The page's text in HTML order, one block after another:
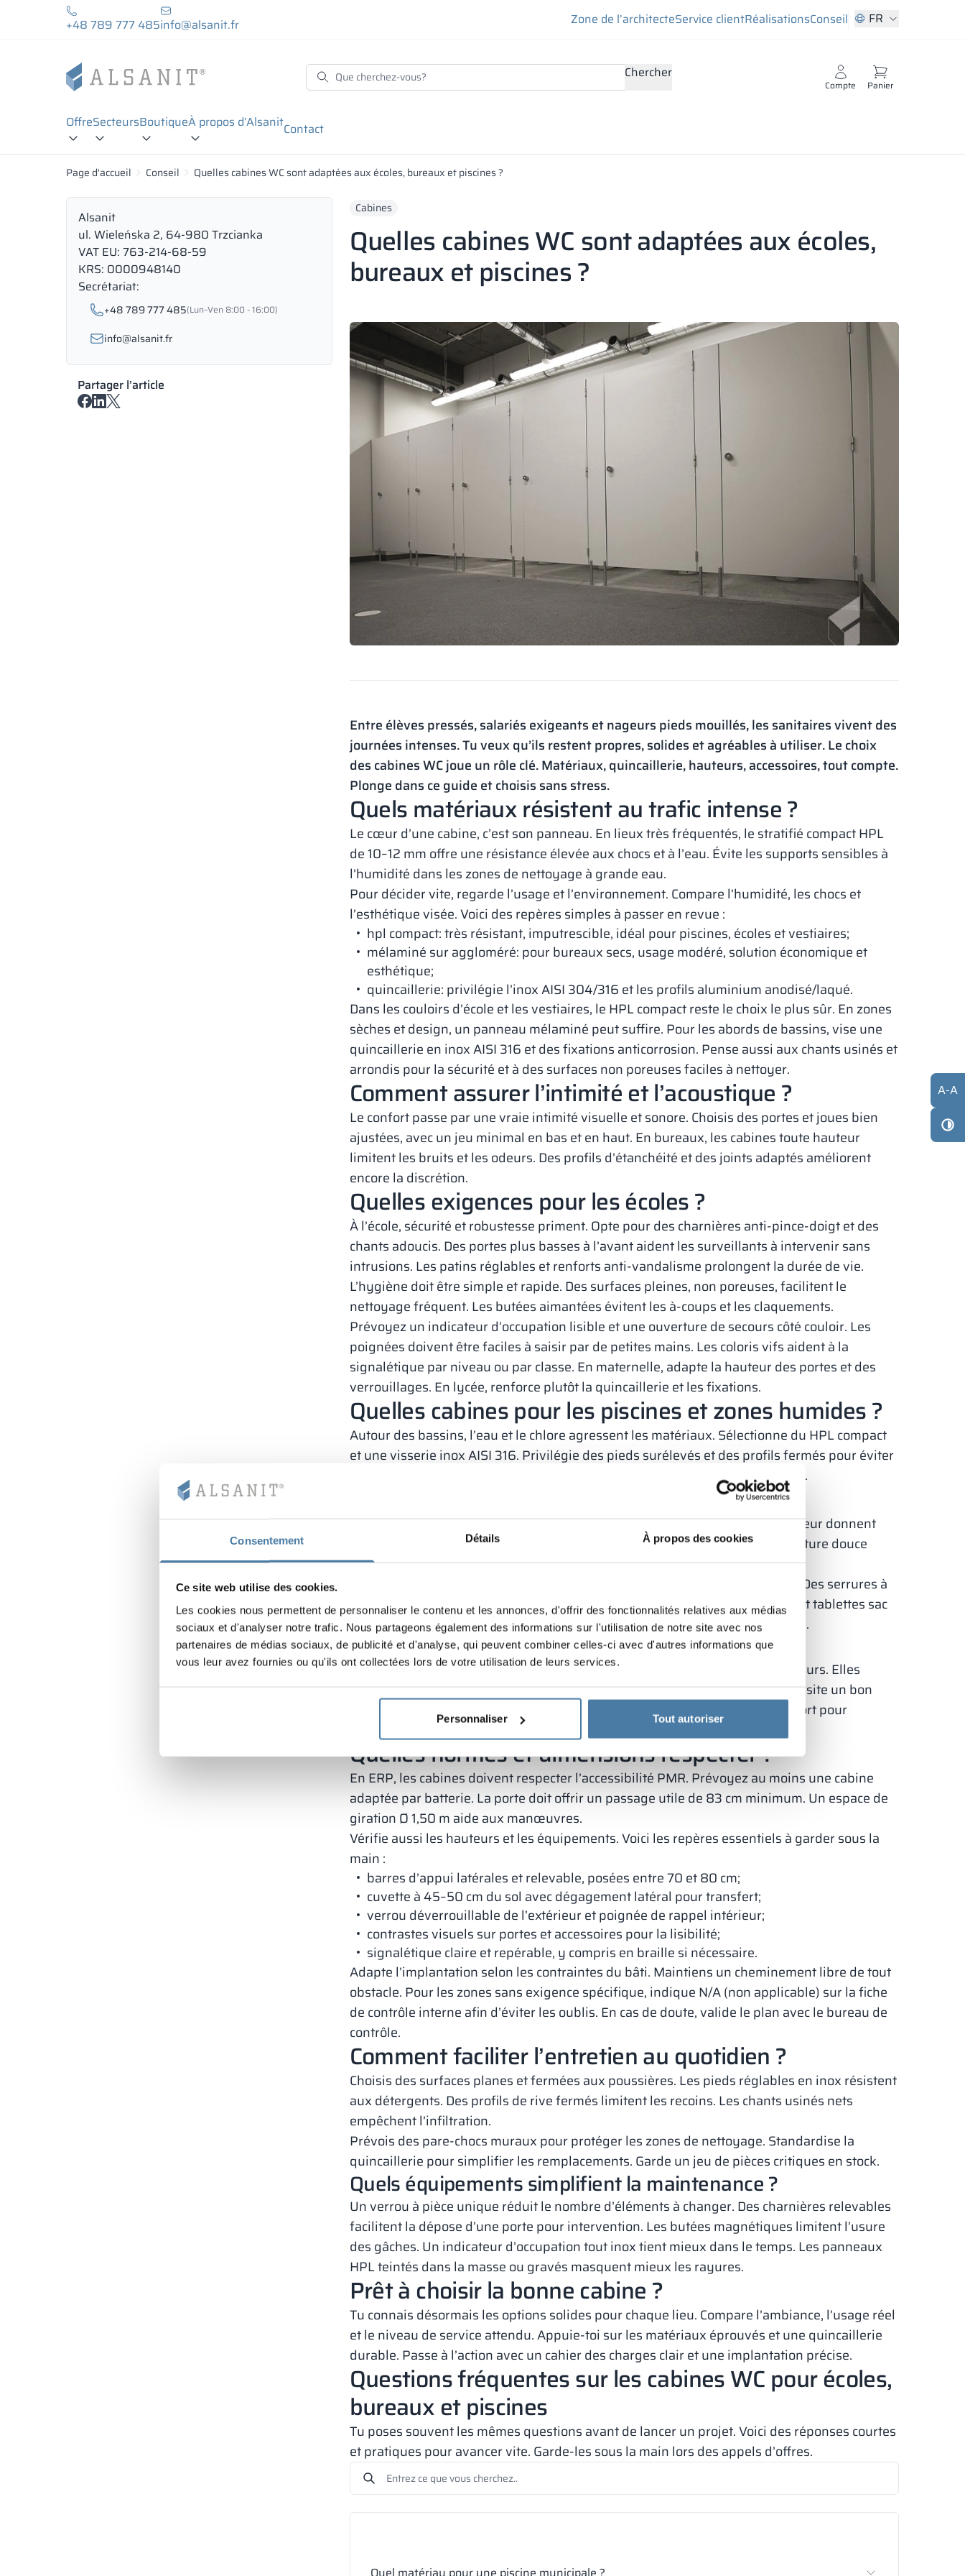
Consentement Détails À propos des cookies
Ce site web utilise des cookies.
Les cookies nous permettent de personnaliser le contenu et les annonces, d'offrir des fonctionnalités relatives aux médias
sociaux et d'analyser notre trafic. Nous partageons également des informations sur l'utilisation de notre site avec nos
partenaires de médias sociaux, de publicité et d'analyse, qui peuvent combiner celles-ci avec d'autres informations que
vous leur avez fournies ou qu'ils ont collectées lors de votre utilisation de leurs services.
Personnaliser Tout autoriser
+48 789 777 485info@alsanit.fr Zone de l’architecteService clientRéalisationsConseil FR
Chercher
Compte Panier
OffreSecteursBoutiqueÀ propos d’AlsanitContact
Page d'accueil Conseil Quelles cabines WC sont adaptées aux écoles, bureaux et piscines ?
Alsanit
ul. Wieleńska 2, 64-980 Trzcianka
VAT EU: 763-214-68-59
KRS: 0000948140
Secrétariat:
+48 789 777 485(Lun–Ven 8:00 - 16:00)
info@alsanit.fr
Partager l’article
Cabines
Quelles cabines WC sont adaptées aux écoles,
bureaux et piscines ?
Entre élèves pressés, salariés exigeants et nageurs pieds mouillés, les sanitaires vivent des
journées intenses. Tu veux qu’ils restent propres, solides et agréables à utiliser. Le choix
des cabines WC joue un rôle clé. Matériaux, quincaillerie, hauteurs, accessoires, tout compte.
Plonge dans ce guide et choisis sans stress.
Quels matériaux résistent au trafic intense ?
Le cœur d’une cabine, c’est son panneau. En lieux très fréquentés, le stratifié compact HPL
de 10–12 mm offre une résistance élevée aux chocs et à l’eau. Évite les supports sensibles à
l’humidité dans les zones de nettoyage à grande eau.
Pour décider vite, regarde l’usage et l’environnement. Compare l’humidité, les chocs et
l’esthétique visée. Voici des repères simples à passer en revue :
hpl compact: très résistant, imputrescible, idéal pour piscines, écoles et vestiaires;
mélaminé sur aggloméré: pour bureaux secs, usage modéré, solution économique et
esthétique;
quincaillerie: privilégie l’inox AISI 304/316 et les profils aluminium anodisé/laqué.
Dans les couloirs d’école et les vestiaires, le HPL compact reste le choix le plus sûr. En zones
sèches et design, un panneau mélaminé peut suffire. Pour les abords de bassins, vise une
quincaillerie en inox AISI 316 et des fixations anticorrosion. Pense aussi aux chants usinés et
arrondis pour la sécurité et à des surfaces non poreuses faciles à nettoyer.
Comment assurer l’intimité et l’acoustique ?
Le confort passe par une vraie intimité visuelle et sonore. Choisis des portes et joues bien
ajustées, avec un jeu minimal en bas et en haut. En bureaux, les cabines toute hauteur
limitent les bruits et les odeurs. Des profils d’étanchéité et des joints adaptés améliorent
encore la discrétion.
Quelles exigences pour les écoles ?
À l’école, sécurité et robustesse priment. Opte pour des charnières anti-pince-doigt et des
chants adoucis. Des portes plus basses à l’avant aident les surveillants à intervenir sans
intrusions. Les patins réglables et renforts anti-vandalisme prolongent la durée de vie.
L’hygiène doit être simple et rapide. Des surfaces pleines, non poreuses, facilitent le
nettoyage fréquent. Les butées aimantées évitent les à-coups et les claquements.
Prévoyez un indicateur d’occupation lisible et une ouverture de secours côté couloir. Les
poignées doivent être faciles à saisir par de petites mains. Les coloris vifs aident à la
signalétique par niveau ou par classe. En maternelle, adapte la hauteur des portes et des
verrouillages. En lycée, renforce plutôt la quincaillerie et les fixations.
Quelles cabines pour les piscines et zones humides ?
Autour des bassins, l’eau et le chlore agressent les matériaux. Sélectionne du HPL compact
et une visserie inox AISI 316. Privilégie des pieds surélevés et des profils fermés pour éviter
la stagnation. Prévois des seuils et joints adaptés au nettoyage à grande eau.
Quels choix privilégier dans les bureaux ?
Au bureau, le confort acoustique et l’image comptent. Des cabines toute hauteur donnent
une sensation de salle individuelle. Un design affleurant avec portes à fermeture douce
valorise les espaces.
Opte pour des panneaux HPL ou mélaminés de qualité avec chants soignés. Des serrures à
témoin d’occupation discret réduisent les interruptions. Intègre des patères et tablettes sac
afin de garder le sol libre. Les finitions mates anti-trace simplifient l’entretien.
Faut-il des cabines toute hauteur ?
En open space, elles améliorent l’intimité et réduisent la propagation des odeurs. Elles
demandent toutefois une ventilation dédiée en partie haute. Leur pose nécessite un bon
équerrage et des portes plus lourdes. Calcule le surcoût face au gain de confort pour
Quelles normes et dimensions respecter ?
En ERP, les cabines doivent respecter l’accessibilité PMR. Prévoyez au moins une cabine
adaptée par batterie. La porte doit offrir un passage utile de 83 cm minimum. Un espace de
giration Ø 1,50 m aide aux manœuvres.
Vérifie aussi les hauteurs et les équipements. Voici les repères essentiels à garder sous la
main :
barres d’appui latérales et relevable, posées entre 70 et 80 cm;
cuvette à 45–50 cm du sol avec dégagement latéral pour transfert;
verrou déverrouillable de l’extérieur et poignée de rappel intérieur;
contrastes visuels sur portes et accessoires pour la lisibilité;
signalétique claire et repérable, y compris en braille si nécessaire.
Adapte l’implantation selon les contraintes du bâti. Maintiens un cheminement libre de tout
obstacle. Pour les zones sans exigence spécifique, indique N/A (non applicable) sur la fiche
de contrôle interne afin d’éviter les oublis. En cas de doute, valide le plan avec le bureau de
contrôle.
Comment faciliter l’entretien au quotidien ?
Choisis des surfaces planes et fermées aux poussières. Les pieds réglables en inox résistent
aux détergents. Des profils de rive fermés limitent les recoins. Les chants usinés nets
empêchent l’infiltration.
Prévois des pare-chocs muraux pour protéger les zones de nettoyage. Standardise la
quincaillerie pour simplifier les remplacements. Garde un jeu de pièces critiques en stock.
Quels équipements simplifient la maintenance ?
Un verrou à pièce unique réduit le nombre d’éléments à changer. Des charnières relevables
facilitent la dépose d’une porte pour intervention. Les butées magnétiques limitent l’usure
des gâches. Un indicateur d’occupation tout inox tient mieux dans le temps. Les panneaux
HPL teintés dans la masse ou gravés masquent mieux les rayures.
Prêt à choisir la bonne cabine ?
Tu connais désormais les options solides pour chaque lieu. Compare l’ambiance, l’usage réel
et le niveau de service attendu. Appuie-toi sur les matériaux éprouvés et une quincaillerie
durable. Passe à l’action avec un cahier des charges clair et une implantation précise.
Questions fréquentes sur les cabines WC pour écoles,
bureaux et piscines
Tu poses souvent les mêmes questions avant de lancer un projet. Voici des réponses courtes
et pratiques pour avancer vite. Garde-les sous la main lors des appels d’offres.
A-A